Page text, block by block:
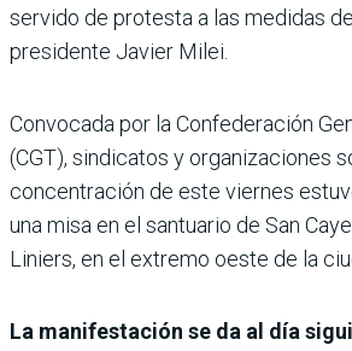
servido de protesta a las medidas
presidente Javier Milei.
Convocada por la Confederación
(CGT), sindicatos y organizaciones
concentración de este viernes
una misa en el santuario de San
Liniers, en el extremo oeste de la
La manifestación se da al día